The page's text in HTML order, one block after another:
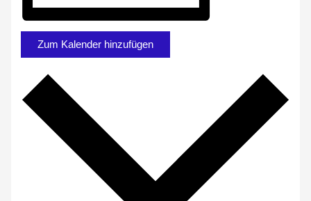
Zum Kalender hinzufügen